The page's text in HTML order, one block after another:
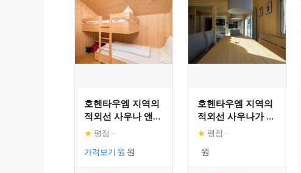
호헨타우엠 지역의
적외선 사우나 앤
자쿠지가 있는 호화
로운 우든 샬레
★ 평점 –
가격보기
호헨타우엠 지역의
적외선 사우나가 있
는 편안한 샬레
★ 평점 –